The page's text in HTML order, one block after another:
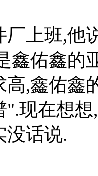
上班,他
鑫佑鑫的
,鑫佑鑫
".现在想
没话说.